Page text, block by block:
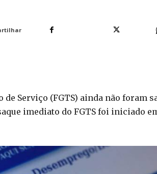
de Serviço (FGTS) ainda não foram
imediato do FGTS foi iniciado